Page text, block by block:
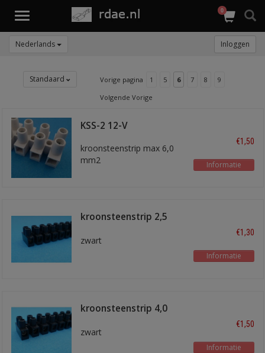
Toggle
0
Nederlands Inloggen
Standaard Vorige pagina 1 5 6 7 8
9
Volgende Vorige
KSS-2 12-V
kroonsteenstrip max 6,0
mm2
€1,50
Informatie
kroonsteenstrip 2,5
zwart
€1,30
Informatie
kroonsteenstrip 4,0
zwart
€1,50
Informatie